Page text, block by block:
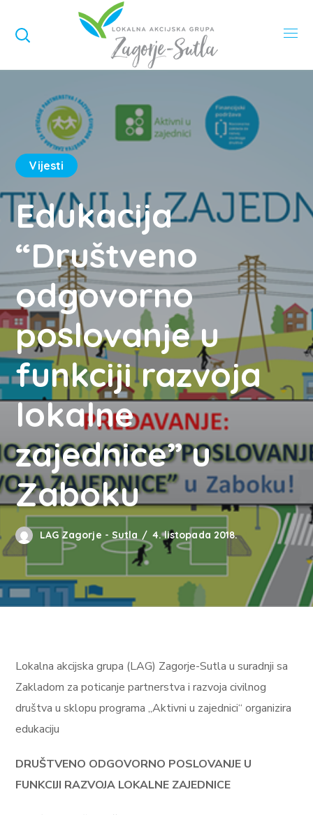
Vijesti
Edukacija
“Društveno
odgovorno
poslovanje u
funkciji razvoja
lokalne
zajednice” u
Zaboku
LAG Zagorje - Sutla 4. listopada 2018.
Lokalna akcijska grupa (LAG) Zagorje-Sutla u suradnji sa
Zakladom za poticanje partnerstva i razvoja civilnog
društva u sklopu programa „Aktivni u zajednici“ organizira
edukaciju
DRUŠTVENO ODGOVORNO POSLOVANJE U
FUNKCIJI RAZVOJA LOKALNE ZAJEDNICE